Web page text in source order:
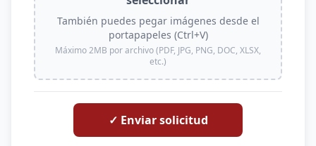
También puedes pegar imágenes desde el
portapapeles (Ctrl+V)
Máximo 2MB por archivo (PDF, JPG, PNG, DOC, XLSX,
etc.)
✓ Enviar solicitud